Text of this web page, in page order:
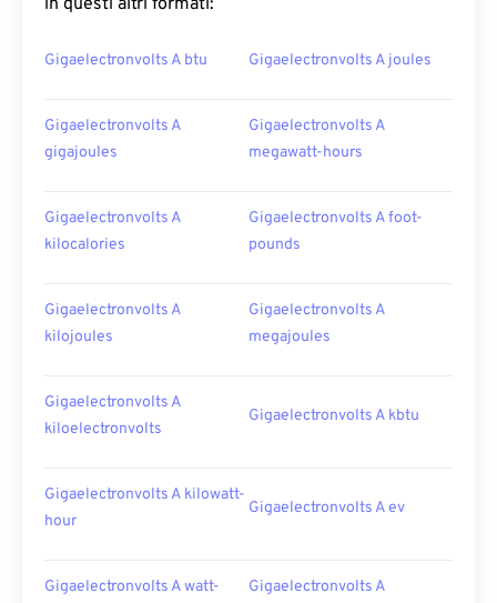
in questi altri formati:
Gigaelectronvolts A btu Gigaelectronvolts A joules
Gigaelectronvolts A
gigajoules
Gigaelectronvolts A
megawatt-hours
Gigaelectronvolts A
kilocalories
Gigaelectronvolts A foot-
pounds
Gigaelectronvolts A
kilojoules
Gigaelectronvolts A
megajoules
Gigaelectronvolts A
kiloelectronvolts
Gigaelectronvolts A kbtu
Gigaelectronvolts A kilowatt-
hour
Gigaelectronvolts A ev
Gigaelectronvolts A watt-
Gigaelectronvolts A